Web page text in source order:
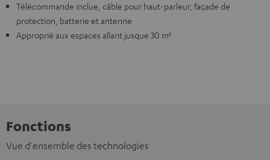
Télécommande inclue, câble pour haut-parleur, façade de
protection, batterie et antenne
Approprié aux espaces allant jusque 30 m²
Fonctions
Vue d'ensemble des technologies